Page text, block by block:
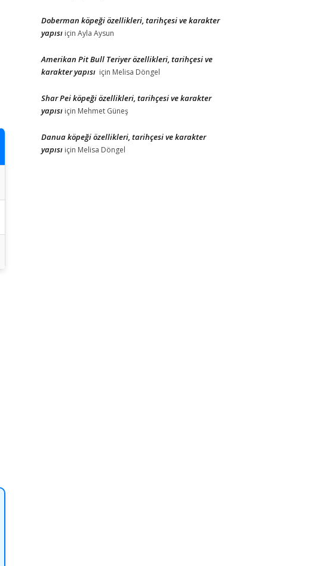
Doberman köpeği özellikleri, tarihçesi ve karakter
yapısı için Ayla Aysun
Amerikan Pit Bull Teriyer özellikleri, tarihçesi ve
karakter yapısı için Melisa Döngel
Shar Pei köpeği özellikleri, tarihçesi ve karakter
yapısı için Mehmet Güneş
Danua köpeği özellikleri, tarihçesi ve karakter
yapısı için Melisa Döngel